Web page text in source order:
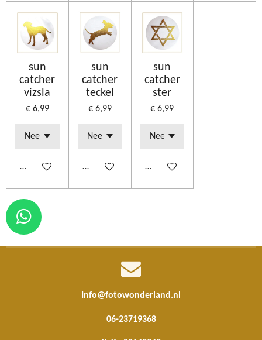
sun
catcher
vizsla
€ 6,99
Bekijk details
sun
catcher
teckel
€ 6,99
Bekijk details
sun
catcher
ster
€ 6,99
Bekijk details
W
Info@fotowonderland.nl
06-23719368